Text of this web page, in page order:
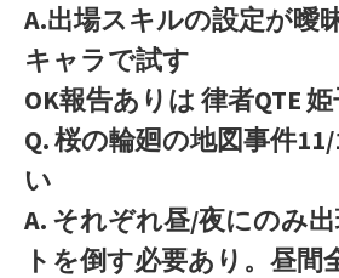
A.出場スキルの設定が曖
キャラで試す
OK報告ありは 律者QTE
Q. 桜の輪廻の地図事件
い
A. それぞれ昼/夜にのみ
トを倒す必要あり。昼間